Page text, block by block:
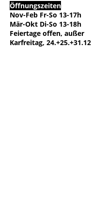
Öffnungszeiten
Nov-Feb Fr-So 13-17h
Mär-Okt Di-So 13-18h
Feiertage offen, außer
Karfreitag,